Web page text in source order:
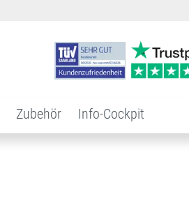
Zubehör Info-Cockpit